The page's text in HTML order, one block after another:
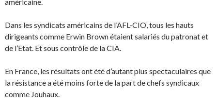
Dans les syndicats américains de l’AFL-CIO, tous les hauts
dirigeants comme Erwin Brown étaient salariés du patronat et
de l’Etat. Et sous contrôle de la CIA.
En France, les résultats ont été d’autant plus spectaculaires que
la résistance a été moins forte de la part de chefs syndicaux
comme Jouhaux.